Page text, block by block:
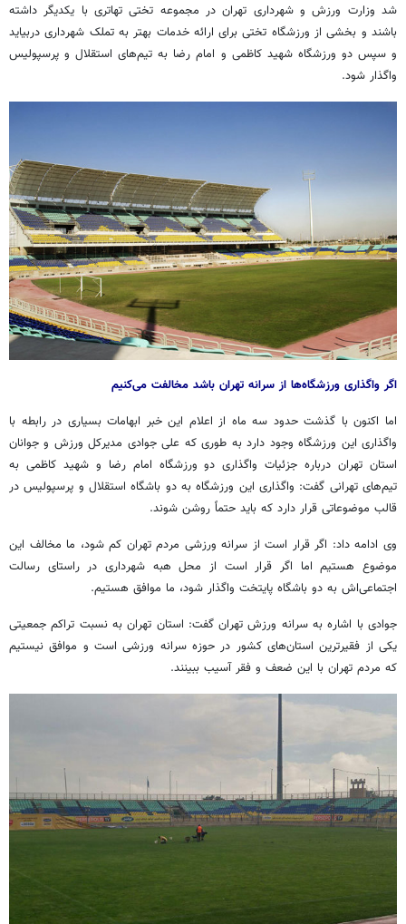
شد وزارت ورزش و شهرداری تهران در مجموعه تختی تهاتری با یکدیگر داشته
باشند و بخشی از ورزشگاه تختی برای ارائه خدمات بهتر به تملک شهرداری دربیاید
و سپس دو ورزشگاه شهید کاظمی و امام رضا به تیم‌های استقلال و پرسپولیس
واگذار شود.
اگر واگذاری ورزشگاه‌ها از سرانه تهران باشد مخالفت می‌کنیم
اما اکنون با گذشت حدود سه ماه از اعلام این خبر ابهامات بسیاری در رابطه با
واگذاری این ورزشگاه وجود دارد به طوری که علی جوادی مدیرکل ورزش و جوانان
استان تهران درباره جزئیات واگذاری دو ورزشگاه امام رضا و شهید کاظمی به
تیم‌های تهرانی گفت: واگذاری این ورزشگاه به دو باشگاه استقلال و پرسپولیس در
قالب موضوعاتی قرار دارد که باید حتماً روشن شوند.
وی ادامه داد: اگر قرار است از سرانه ورزشی مردم تهران کم شود، ما مخالف این
موضوع هستیم اما اگر قرار است از محل هبه شهرداری در راستای رسالت
اجتماعی‌اش به دو باشگاه پایتخت واگذار شود، ما موافق هستیم.
جوادی با اشاره به سرانه ورزش تهران گفت: استان تهران به نسبت تراکم جمعیتی
یکی از فقیرترین استان‌های کشور در حوزه سرانه ورزشی است و موافق نیستیم
که مردم تهران با این ضعف و فقر آسیب ببینند.